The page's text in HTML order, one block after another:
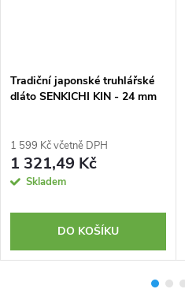
Tradiční japonské truhlářské
dláto SENKICHI KIN - 24 mm
1 599 Kč včetně DPH
1 321,49 Kč
Skladem
DO KOŠÍKU